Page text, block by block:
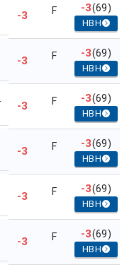
-3 F -3(69)
HBH
-3 F -3(69)
HBH
-3 F -3(69)
HBH
-3 F -3(69)
HBH
-3 F -3(69)
HBH
-3 F -3(69)
HBH